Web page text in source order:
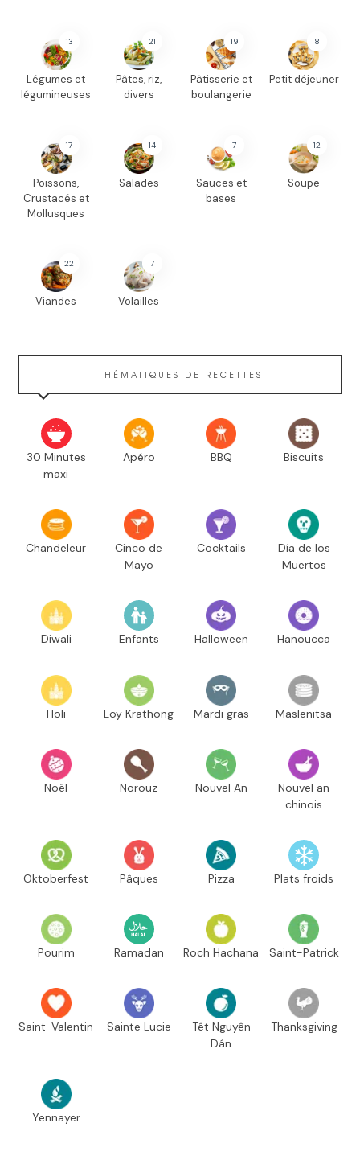
13
Légumes et
légumineuses
21
Pâtes, riz,
divers
19
Pâtisserie et
boulangerie
8
Petit déjeuner
17
Poissons,
Crustacés et
Mollusques
14
Salades
7
Sauces et
bases
12
Soupe
22
Viandes
7
Volailles
THÉMATIQUES DE RECETTES
30 Minutes
maxi
Apéro BBQ Biscuits
Chandeleur
Cinco de
Mayo
Cocktails
Día de los
Muertos
Diwali Enfants Halloween Hanoucca
Holi Loy Krathong Mardi gras Maslenitsa
Noël Norouz Nouvel An
Nouvel an
chinois
Oktoberfest Pâques Pizza Plats froids
Pourim Ramadan Roch Hachana Saint-Patrick
Saint-Valentin Sainte Lucie
Têt Nguyên
Dán
Thanksgiving
Yennayer